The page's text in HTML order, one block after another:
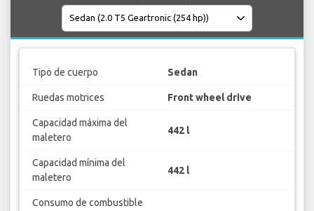
Tipo de cuerpo Sedan
Ruedas motrices Front wheel drive
Capacidad máxima del
maletero
442 l
Capacidad mínima del
maletero
442 l
Consumo de combustible